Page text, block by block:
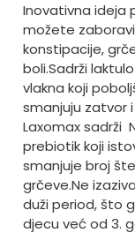
Inovativna ideja
možete
konstipacije,
boli.Sadrži
vlakna koji
smanjuju zatvor
Laxomax sadrži
prebiotik koji
smanjuje broj
grčeve.Ne
duži period, što
djecu već od 3.